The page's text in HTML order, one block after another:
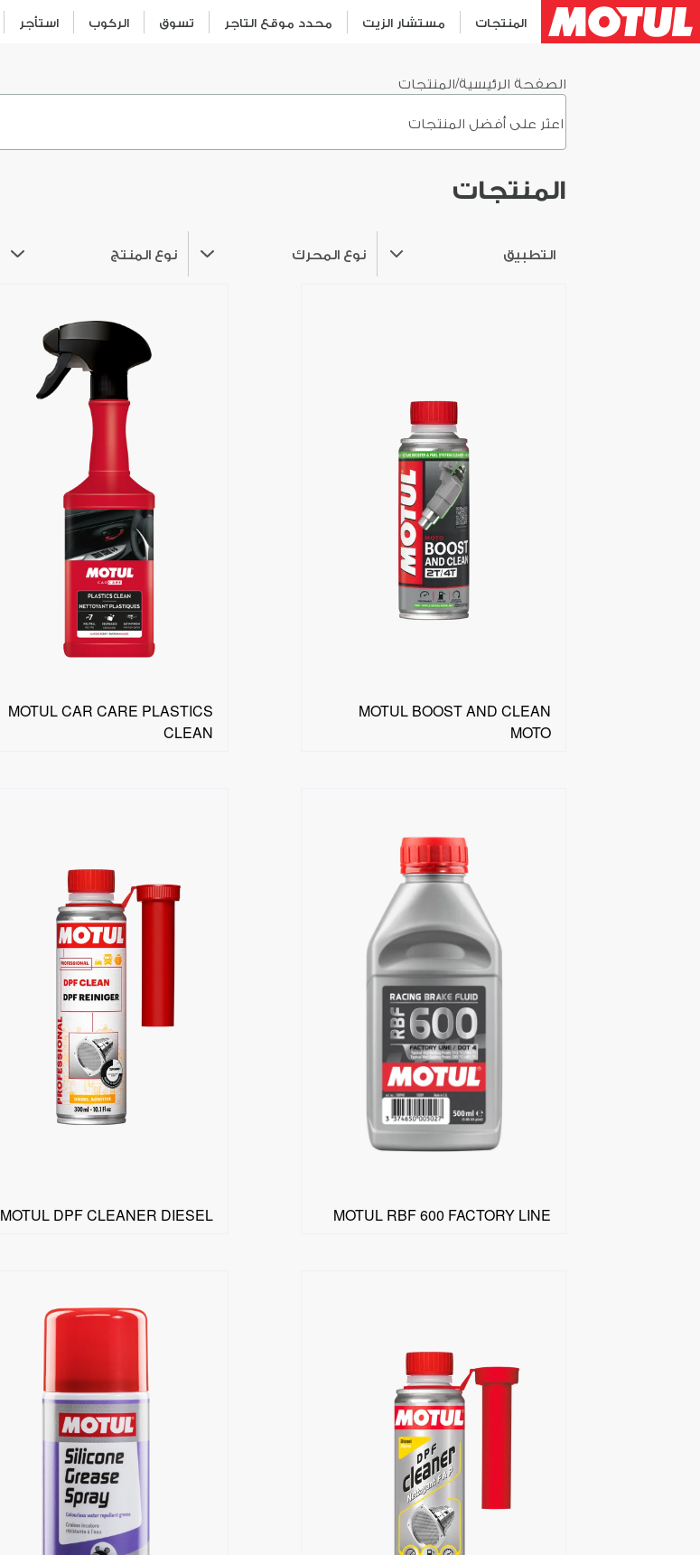
المنتجات مستشار الزيت محدد موقع التاجر تسوق الركوب استأجر
الصفحة الرئيسية/المنتجات
المنتجات
التطبيق نوع المحرك نوع المنتج
البحث عن موزع
MOTUL BOOST AND CLEAN
MOTO
البحث عن موزع
MOTUL CAR CARE PLASTICS
CLEAN
البحث عن موزع
MOTUL RBF 600 FACTORY LINE
البحث عن موزع
MOTUL DPF CLEANER DIESEL